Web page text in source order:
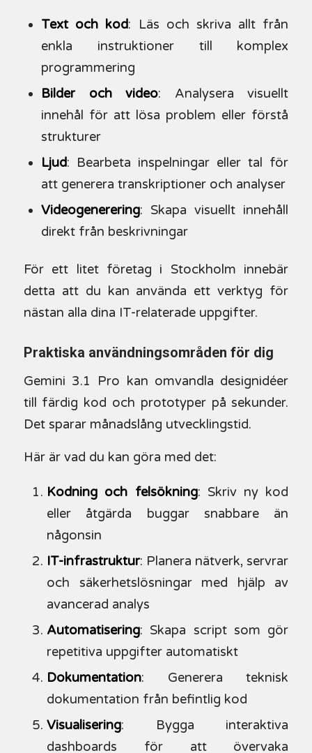
Text och kod: Läs och skriva allt från
enkla instruktioner till komplex
programmering
Bilder och video: Analysera visuellt
innehål för att lösa problem eller förstå
strukturer
Ljud: Bearbeta inspelningar eller tal för
att generera transkriptioner och analyser
Videogenerering: Skapa visuellt innehåll
direkt från beskrivningar
För ett litet företag i Stockholm innebär
detta att du kan använda ett verktyg för
nästan alla dina IT-relaterade uppgifter.
Praktiska användningsområden för dig
Gemini 3.1 Pro kan omvandla designidéer
till färdig kod och prototyper på sekunder.
Det sparar månadslång utvecklingstid.
Här är vad du kan göra med det:
Kodning och felsökning: Skriv ny kod
eller åtgärda buggar snabbare än
någonsin
IT-infrastruktur: Planera nätverk, servrar
och säkerhetslösningar med hjälp av
avancerad analys
Automatisering: Skapa script som gör
repetitiva uppgifter automatiskt
Dokumentation: Generera teknisk
dokumentation från befintlig kod
Visualisering: Bygga interaktiva
dashboards för att övervaka